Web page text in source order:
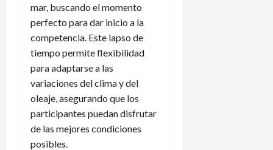
mar, buscando el momento
perfecto para dar inicio a la
competencia. Este lapso de
tiempo permite flexibilidad
para adaptarse a las
variaciones del clima y del
oleaje, asegurando que los
participantes puedan disfrutar
de las mejores condiciones
posibles.